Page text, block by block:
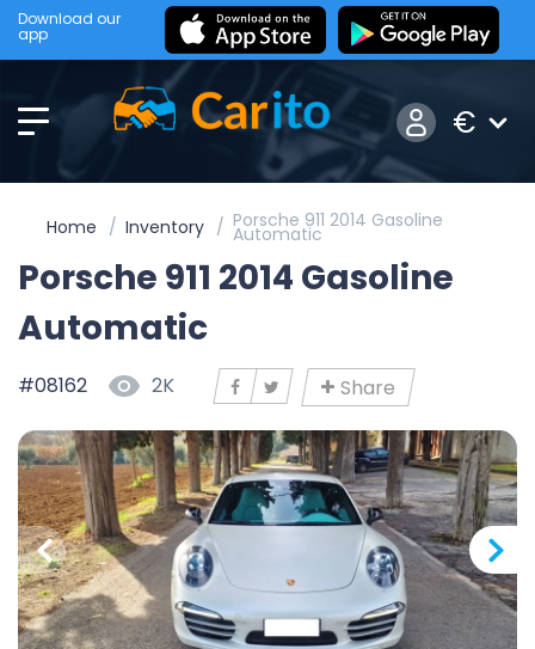
Download our
app
€
Home Inventory Porsche 911 2014 Gasoline
Automatic
Porsche 911 2014 Gasoline
Automatic
#08162 2K Share